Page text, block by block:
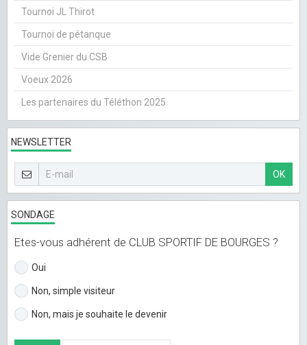
Tournoi JL Thirot
Tournoi de pétanque
Vide Grenier du CSB
Voeux 2026
Les partenaires du Téléthon 2025
NEWSLETTER
OK
SONDAGE
Etes-vous adhérent de CLUB SPORTIF DE BOURGES ?
Oui
Non, simple visiteur
Non, mais je souhaite le devenir